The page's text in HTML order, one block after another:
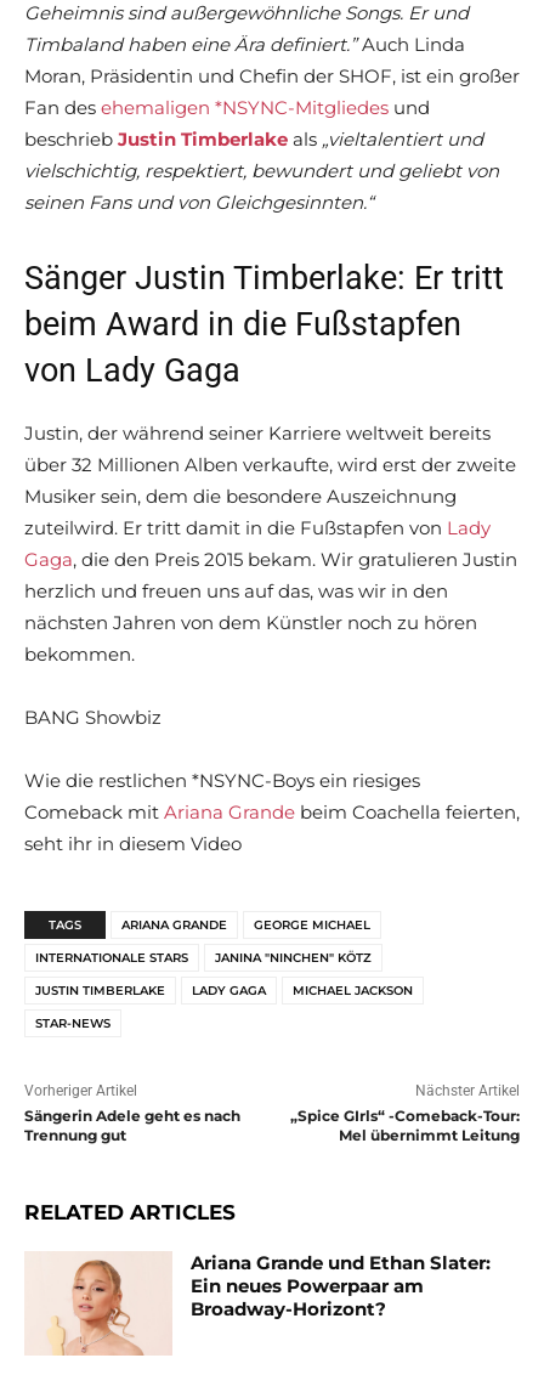
Geheimnis sind außergewöhnliche Songs. Er und
Timbaland haben eine Ära definiert.”Auch Linda
Moran, Präsidentin und Chefin der SHOF, ist ein großer
Fan des ehemaligen *NSYNC-Mitgliedes und
beschrieb Justin Timberlake als „vieltalentiert und
vielschichtig, respektiert, bewundert und geliebt von
seinen Fans und von Gleichgesinnten.“
Sänger Justin Timberlake: Er tritt
beim Award in die Fußstapfen
von Lady Gaga
Justin, der während seiner Karriere weltweit bereits
über 32 Millionen Alben verkaufte, wird erst der zweite
Musiker sein, dem die besondere Auszeichnung
zuteilwird. Er tritt damit in die Fußstapfen von Lady
Gaga, die den Preis 2015 bekam. Wir gratulieren Justin
herzlich und freuen uns auf das, was wir in den
nächsten Jahren von dem Künstler noch zu hören
bekommen.
BANG Showbiz
Wie die restlichen *NSYNC-Boys ein riesiges
Comeback mit Ariana Grande beim Coachella feierten,
seht ihr in diesem Video
TAGS ARIANA GRANDE GEORGE MICHAEL
INTERNATIONALE STARS JANINA "NINCHEN" KÖTZ
JUSTIN TIMBERLAKE LADY GAGA MICHAEL JACKSON
STAR-NEWS
Vorheriger Artikel
Sängerin Adele geht es nach
Trennung gut
Nächster Artikel
„Spice GIrls“ -Comeback-Tour:
Mel übernimmt Leitung
RELATED ARTICLES
Ariana Grande und Ethan Slater:
Ein neues Powerpaar am
Broadway-Horizont?